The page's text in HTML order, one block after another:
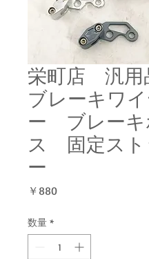
栄町店 汎
ブレーキワ
ー ブレーキ
ス 固定スト
ー
￥880価
数量 *